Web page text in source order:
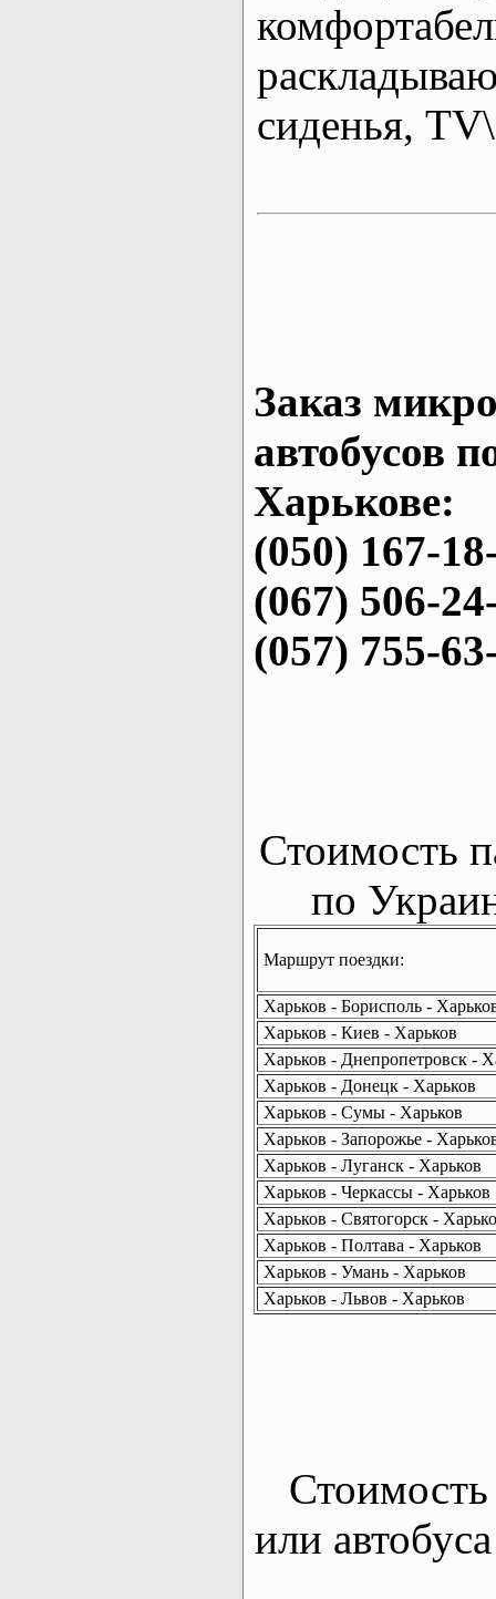
сиденья,
Заказ
автобусов
Харькове:
(050) 167-
(067) 506-
(057) 755-
Стоимость
по
Маршрут поездки:
Харьков - Борисполь -
Харьков - Киев - Харьков
Харьков - Днепропетровск -
Харьков - Донецк - Харьков
Харьков - Сумы - Харьков
Харьков - Запорожье -
Харьков - Луганск - Харьков
Харьков - Черкассы - Харьков
Харьков - Святогорск -
Харьков - Полтава - Харьков
Харьков - Умань - Харьков
Харьков - Львов - Харьков
Стоимость
или